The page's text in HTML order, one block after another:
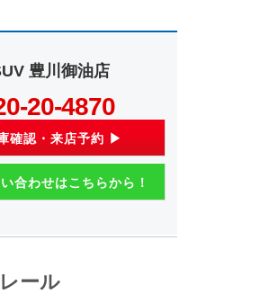
豊川御油店
20-4870
確認・来店予約 ▶
合わせはこちらから！
ール